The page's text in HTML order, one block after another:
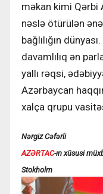
məkan kimi Qərbi
nəslə ötürülən
bağlılığın
davamlılıq ən
yallı rəqsi,
Azərbaycan
xalça qrupu
Nərgiz Cəfərli
AZƏRTAC-ın xüsusi
Stokholm